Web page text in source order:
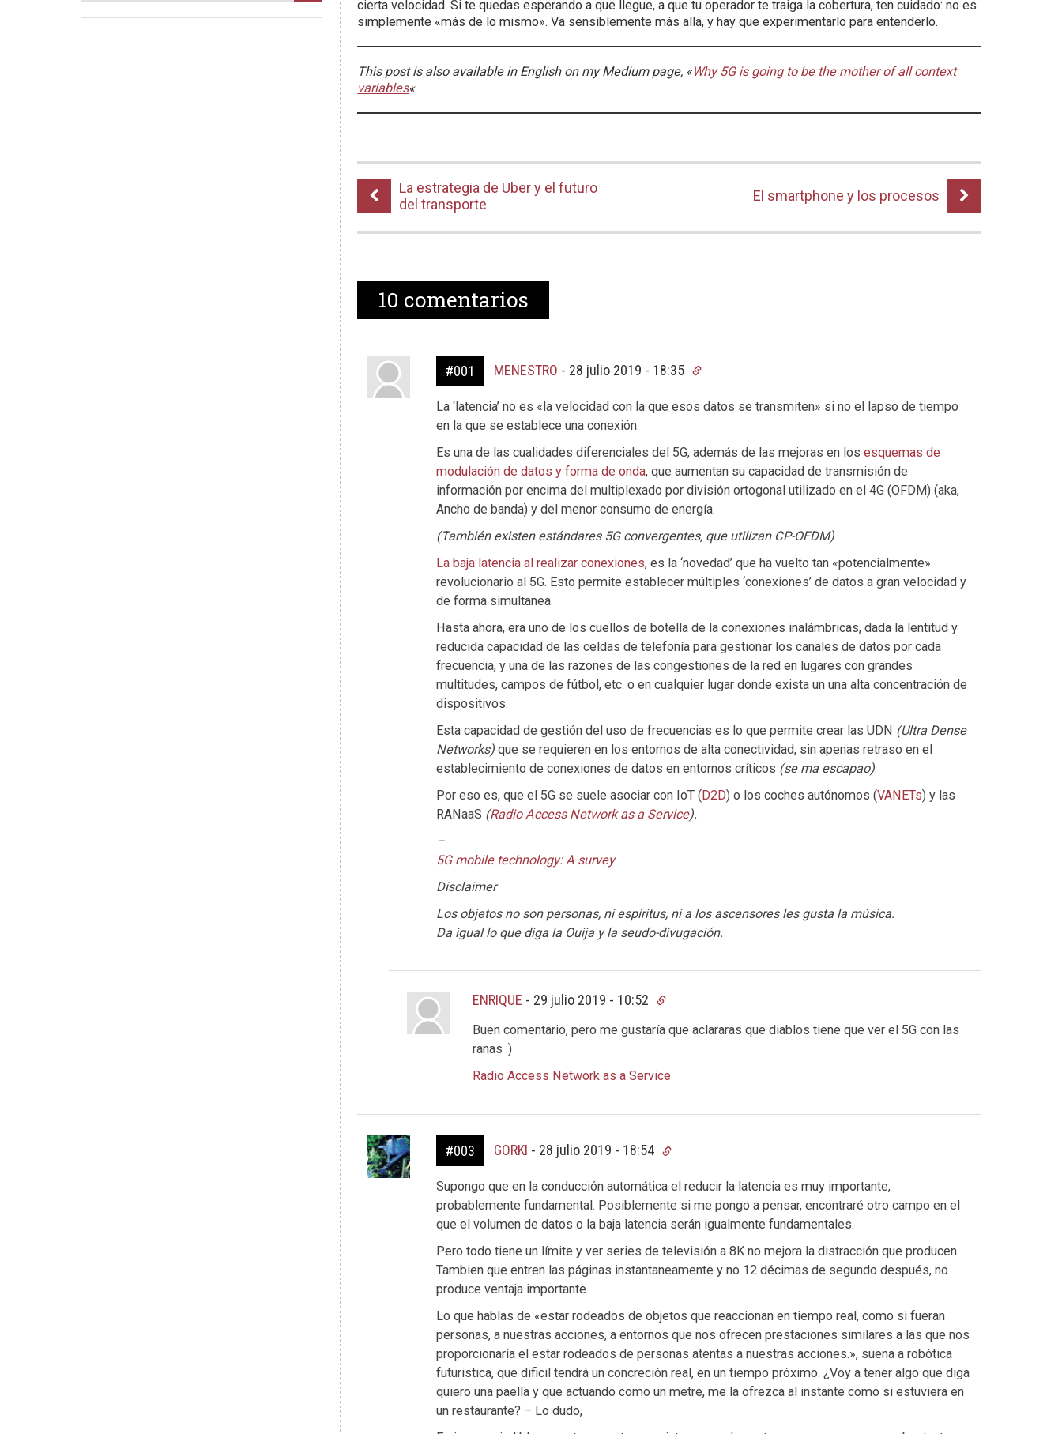
cierta velocidad. Si te quedas esperando a que llegue, a que tu operador te traiga la cobertura, ten cuidado: no es
simplemente «más de lo mismo». Va sensiblemente más allá, y hay que experimentarlo para entenderlo.
This post is also available in English on my Medium page, «Why 5G is going to be the mother of all context
variables«
La estrategia de Uber y el futuro
del transporte
El smartphone y los procesos
10 comentarios
#001 MENESTRO - 28 julio 2019 - 18:35
La ‘latencia’ no es «la velocidad con la que esos datos se transmiten» si no el lapso de tiempo
en la que se establece una conexión.
Es una de las cualidades diferenciales del 5G, además de las mejoras en los esquemas de
modulación de datos y forma de onda, que aumentan su capacidad de transmisión de
información por encima del multiplexado por división ortogonal utilizado en el 4G (OFDM) (aka,
Ancho de banda) y del menor consumo de energía.
(También existen estándares 5G convergentes, que utilizan CP-OFDM)
La baja latencia al realizar conexiones, es la ‘novedad’ que ha vuelto tan «potencialmente»
revolucionario al 5G. Esto permite establecer múltiples ‘conexiones’ de datos a gran velocidad y
de forma simultanea.
Hasta ahora, era uno de los cuellos de botella de la conexiones inalámbricas, dada la lentitud y
reducida capacidad de las celdas de telefonía para gestionar los canales de datos por cada
frecuencia, y una de las razones de las congestiones de la red en lugares con grandes
multitudes, campos de fútbol, etc. o en cualquier lugar donde exista un una alta concentración de
dispositivos.
Esta capacidad de gestión del uso de frecuencias es lo que permite crear las UDN (Ultra Dense
Networks)que se requieren en los entornos de alta conectividad, sin apenas retraso en el
establecimiento de conexiones de datos en entornos críticos (se ma escapao).
Por eso es, que el 5G se suele asociar con IoT (D2D) o los coches autónomos (VANETs) y las
RANaaS (Radio Access Network as a Service).
–
5G mobile technology: A survey
Disclaimer
Los objetos no son personas, ni espíritus, ni a los ascensores les gusta la música.
Da igual lo que diga la Ouija y la seudo-divugación.
ENRIQUE - 29 julio 2019 - 10:52
Buen comentario, pero me gustaría que aclararas que diablos tiene que ver el 5G con las
ranas :)
Radio Access Network as a Service
#003 GORKI - 28 julio 2019 - 18:54
Supongo que en la conducción automática el reducir la latencia es muy importante,
probablemente fundamental. Posiblemente si me pongo a pensar, encontraré otro campo en el
que el volumen de datos o la baja latencia serán igualmente fundamentales.
Pero todo tiene un límite y ver series de televisión a 8K no mejora la distracción que producen.
Tambien que entren las páginas instantaneamente y no 12 décimas de segundo después, no
produce ventaja importante.
Lo que hablas de «estar rodeados de objetos que reaccionan en tiempo real, como si fueran
personas, a nuestras acciones, a entornos que nos ofrecen prestaciones similares a las que nos
proporcionaría el estar rodeados de personas atentas a nuestras acciones.», suena a robótica
futuristica, que dificil tendrá un concreción real, en un tiempo próximo. ¿Voy a tener algo que diga
quiero una paella y que actuando como un metre, me la ofrezca al instante como si estuviera en
un restaurante? – Lo dudo,